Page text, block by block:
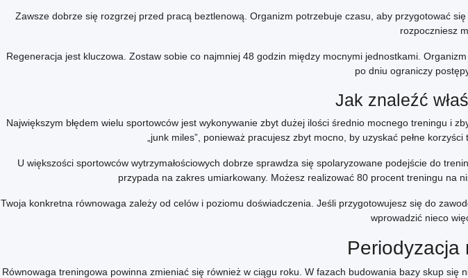
Zawsze dobrze się rozgrzej przed pracą beztlenową. Organizm potrzebuje czasu, aby przygotować
rozpoczniesz
Regeneracja jest kluczowa. Zostaw sobie co najmniej 48 godzin między mocnymi jednostkami.
po dniu ograniczy
Jak znaleźć
Największym błędem wielu sportowców jest wykonywanie zbyt dużej ilości średnio mocnego treningu i
„junk miles”, ponieważ pracujesz zbyt mocno, by uzyskać pełne
U większości sportowców wytrzymałościowych dobrze sprawdza się spolaryzowane podejście do
przypada na zakres umiarkowany. Możesz realizować 80 procent treningu na
Twoja konkretna równowaga zależy od celów i poziomu doświadczenia. Jeśli przygotowujesz się do
wprowadzić nieco
Periodyzacja
Równowaga treningowa powinna zmieniać się również w ciągu roku. W fazach budowania bazy skup